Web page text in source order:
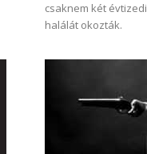
csaknem két
halálát okozták.